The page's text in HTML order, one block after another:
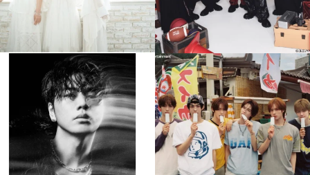
musicjapantv
💡8月特番放送決定！
...
8月 4
477 0
musicjapantv
💡8月特番放送決定！
...
8月 4
6 0